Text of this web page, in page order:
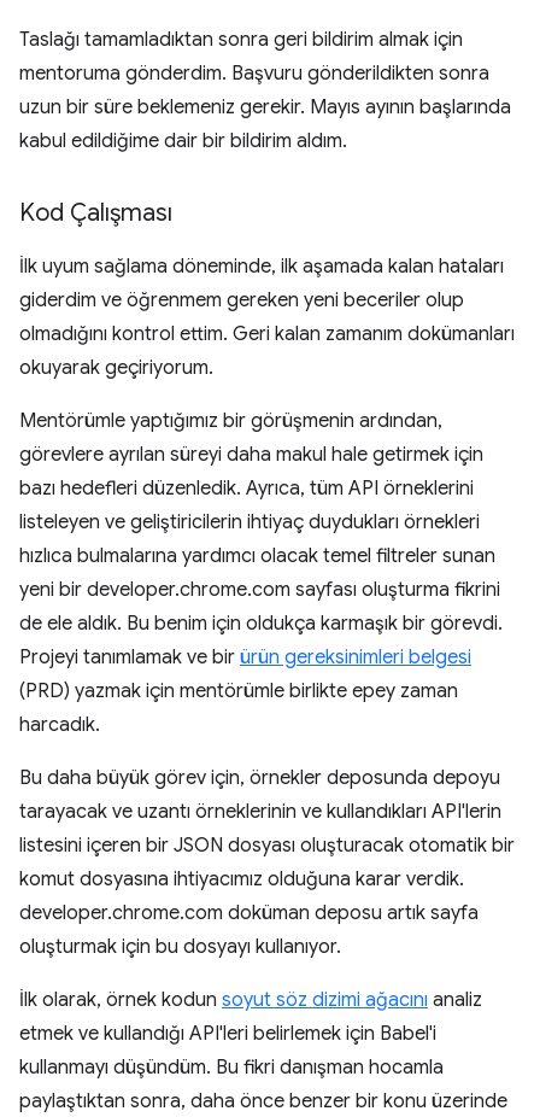
Taslağı tamamladıktan sonra geri bildirim almak için
mentoruma gönderdim. Başvuru gönderildikten sonra
uzun bir süre beklemeniz gerekir. Mayıs ayının başlarında
kabul edildiğime dair bir bildirim aldım.
Kod Çalışması
İlk uyum sağlama döneminde, ilk aşamada kalan hataları
giderdim ve öğrenmem gereken yeni beceriler olup
olmadığını kontrol ettim. Geri kalan zamanım dokümanları
okuyarak geçiriyorum.
Mentörümle yaptığımız bir görüşmenin ardından,
görevlere ayrılan süreyi daha makul hale getirmek için
bazı hedefleri düzenledik. Ayrıca, tüm API örneklerini
listeleyen ve geliştiricilerin ihtiyaç duydukları örnekleri
hızlıca bulmalarına yardımcı olacak temel filtreler sunan
yeni bir developer.chrome.com sayfası oluşturma fikrini
de ele aldık. Bu benim için oldukça karmaşık bir görevdi.
Projeyi tanımlamak ve bir ürün gereksinimleri belgesi
(PRD) yazmak için mentörümle birlikte epey zaman
harcadık.
Bu daha büyük görev için, örnekler deposunda depoyu
tarayacak ve uzantı örneklerinin ve kullandıkları API'lerin
listesini içeren bir JSON dosyası oluşturacak otomatik bir
komut dosyasına ihtiyacımız olduğuna karar verdik.
developer.chrome.com doküman deposu artık sayfa
oluşturmak için bu dosyayı kullanıyor.
İlk olarak, örnek kodun soyut söz dizimi ağacını analiz
etmek ve kullandığı API'leri belirlemek için Babel'i
kullanmayı düşündüm. Bu fikri danışman hocamla
paylaştıktan sonra, daha önce benzer bir konu üzerinde